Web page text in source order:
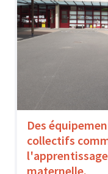
Des
collectifs
maternelle.